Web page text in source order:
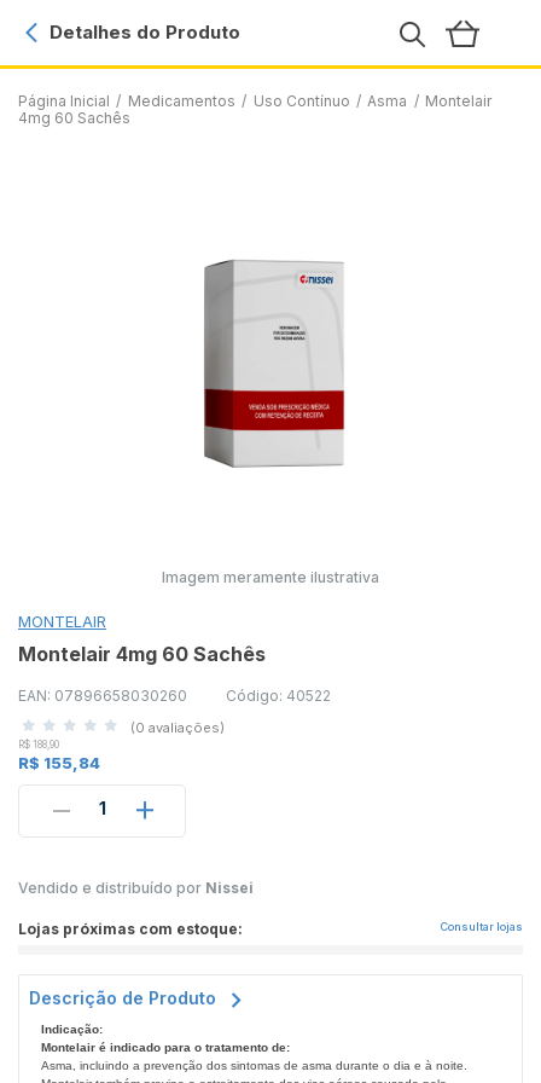
Página Inicial / Medicamentos / Uso Contínuo / Asma / Montelair
4mg 60 Sachês
Detalhes do Produto
Imagem meramente ilustrativa
MONTELAIR
Montelair 4mg 60 Sachês
EAN: 07896658030260 Código: 40522
(0 avaliações)
R$ 188,90
R$ 155,84
1
Vendido e distribuído por Nissei
Lojas próximas com estoque: Consultar lojas
Descrição de Produto
Indicação:
Montelair é indicado para o tratamento de:
Asma, incluindo a prevenção dos sintomas de asma durante o dia e à noite.